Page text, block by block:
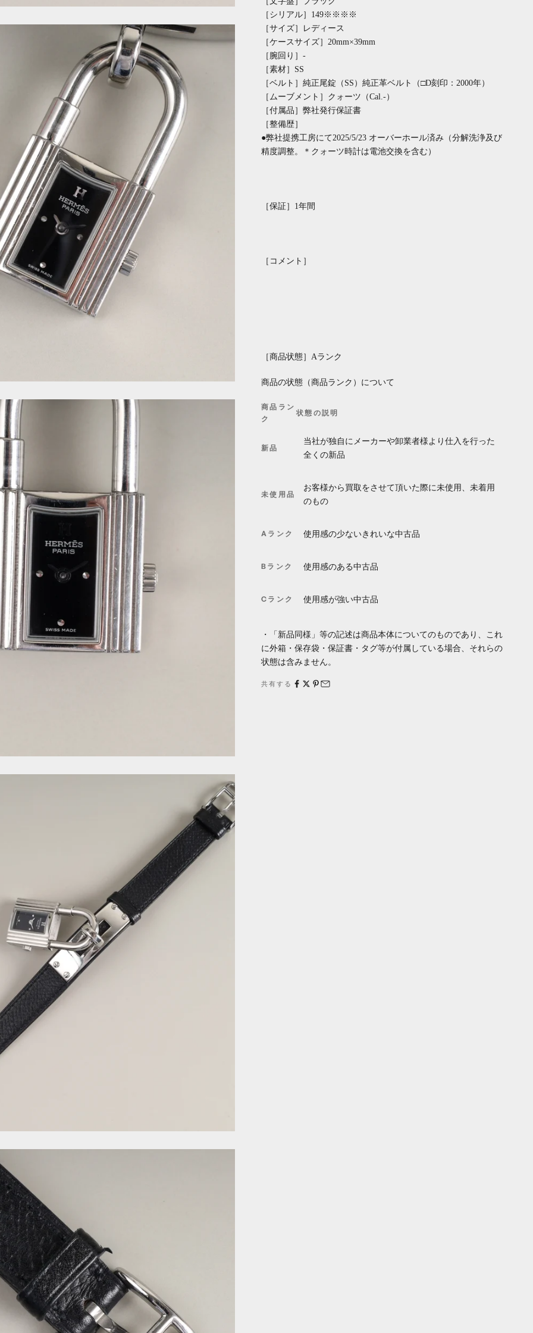
［シリアル］149※※※※
［サイズ］レディース
［ケースサイズ］20mm×39mm
［腕回り］-
［素材］SS
［ベルト］純正尾錠（SS）純正革ベルト（□D刻印：2000年）
［ムーブメント］クォーツ（Cal.-）
［付属品］弊社発行保証書
［整備歴］
●弊社提携工房にて2025/5/23 オーバーホール済み（分解洗浄及び
精度調整。＊クォーツ時計は電池交換を含む）
［保証］1年間
［コメント］
［商品状態］Aランク
商品の状態（商品ランク）について
商品ラン
ク
状態の説明
新品
当社が独自にメーカーや卸業者様より仕入を行った
全くの新品
未使用品
お客様から買取をさせて頂いた際に未使用、未着用
のもの
Aランク 使用感の少ないきれいな中古品
Bランク 使用感のある中古品
Cランク 使用感が強い中古品
・「新品同様」等の記述は商品本体についてのものであり、これ
に外箱・保存袋・保証書・タグ等が付属している場合、それらの
状態は含みません。
共有する